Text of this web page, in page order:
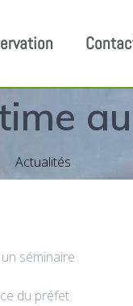
Actualités
séminaire
du préfet